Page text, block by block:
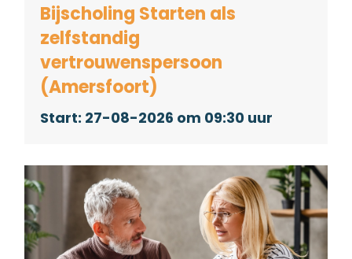
Bijscholing Starten als
zelfstandig
vertrouwenspersoon
(Amersfoort)
27-08-2026 om 09:30